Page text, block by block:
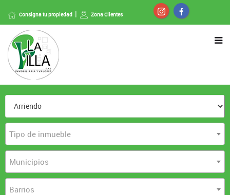
Consigna tu propiedad Zona Clientes
Tipo de inmueble
Municipios
Barrios